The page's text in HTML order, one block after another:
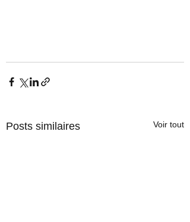
Posts similaires Voir tout